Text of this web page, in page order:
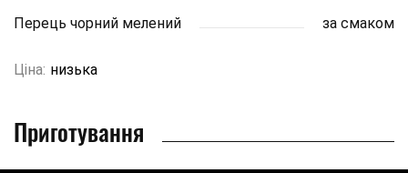
Перець чорний мелений
за смаком
Ціна: низька
Приготування